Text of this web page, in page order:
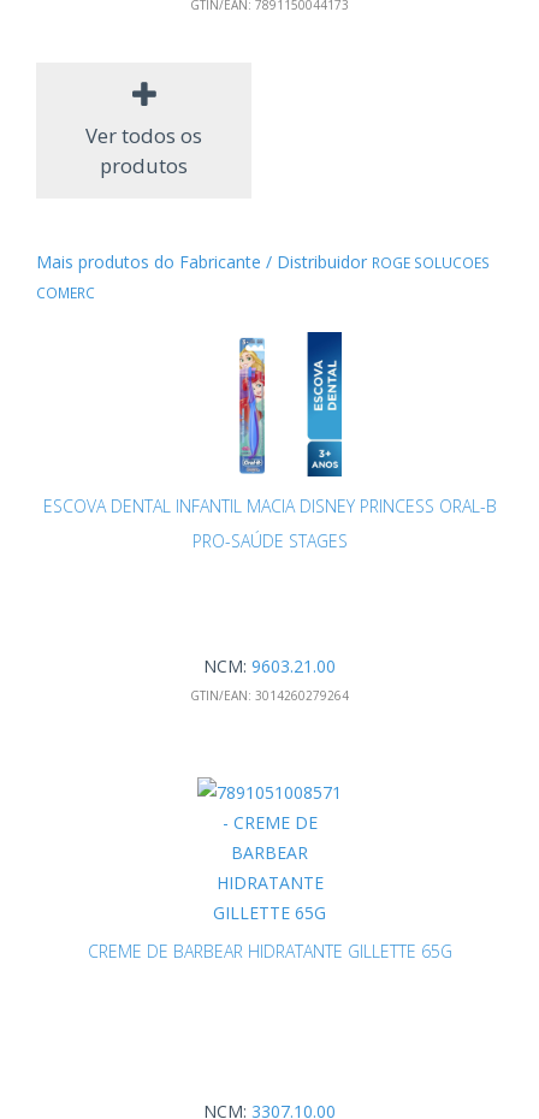
GTIN/EAN: 7891150044173
Ver todos os
produtos
Mais produtos do Fabricante / Distribuidor ROGE SOLUCOES
COMERC
ESCOVA DENTAL INFANTIL MACIA DISNEY PRINCESS ORAL-B
PRO-SAÚDE STAGES
NCM: 9603.21.00
GTIN/EAN: 3014260279264
CREME DE BARBEAR HIDRATANTE GILLETTE 65G
NCM: 3307.10.00